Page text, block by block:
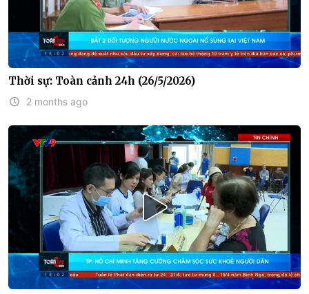
Thời sự: Toàn cảnh 24h (26/5/2026)
2 months ago